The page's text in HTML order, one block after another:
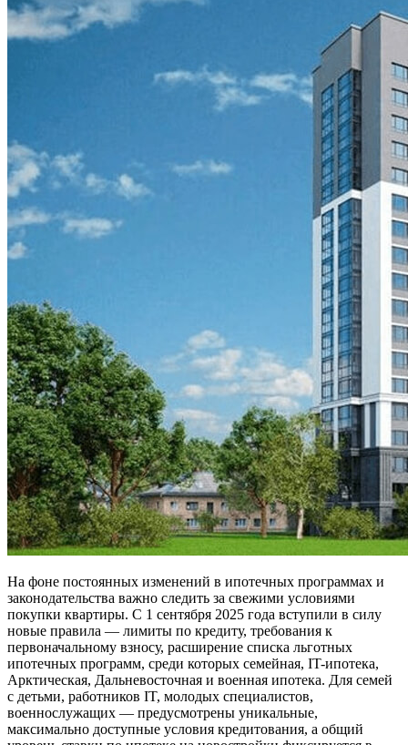
На фоне постоянных изменений в ипотечных программах и
законодательства важно следить за свежими условиями
покупки квартиры. С 1 сентября 2025 года вступили в силу
новые правила — лимиты по кредиту, требования к
первоначальному взносу, расширение списка льготных
ипотечных программ, среди которых семейная, IT-ипотека,
Арктическая, Дальневосточная и военная ипотека. Для семей
с детьми, работников IT, молодых специалистов,
военнослужащих — предусмотрены уникальные,
максимально доступные условия кредитования, а общий